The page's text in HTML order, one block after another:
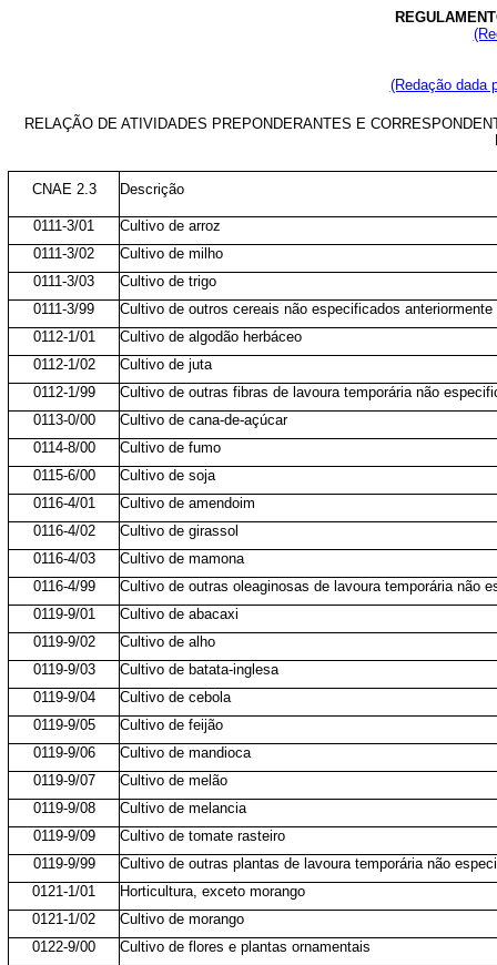
(Redação dada
RELAÇÃO DE ATIVIDADES PREPONDERANTES E
CNAE 2.3 Descrição
0111-3/01
Cultivo de arroz
0111-3/02
Cultivo de milho
0111-3/03
Cultivo de trigo
0111-3/99
Cultivo de outros cereais não especificados anteriormente
0112-1/01
Cultivo de algodão herbáceo
0112-1/02
Cultivo de juta
0112-1/99
Cultivo de outras fibras de lavoura temporária não
0113-0/00
Cultivo de cana-de-açúcar
0114-8/00
Cultivo de fumo
0115-6/00
Cultivo de soja
0116-4/01
Cultivo de amendoim
0116-4/02
Cultivo de girassol
0116-4/03
Cultivo de mamona
0116-4/99
Cultivo de outras oleaginosas de lavoura temporária não
0119-9/01
Cultivo de abacaxi
0119-9/02
Cultivo de alho
0119-9/03
Cultivo de batata-inglesa
0119-9/04
Cultivo de cebola
0119-9/05
Cultivo de feijão
0119-9/06
Cultivo de mandioca
0119-9/07
Cultivo de melão
0119-9/08
Cultivo de melancia
0119-9/09
Cultivo de tomate rasteiro
0119-9/99
Cultivo de outras plantas de lavoura temporária não
0121-1/01
Horticultura, exceto morango
0121-1/02
Cultivo de morango
0122-9/00
Cultivo de flores e plantas ornamentais